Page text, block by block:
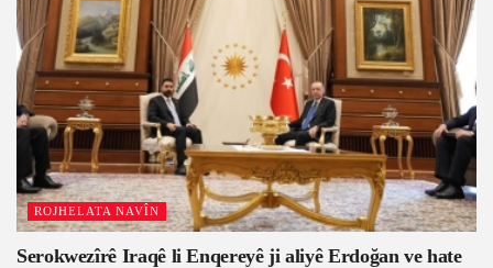
ROJHELATA NAVÎN
Serokwezîrê Iraqê li Enqereyê ji aliyê Erdoğan ve hate